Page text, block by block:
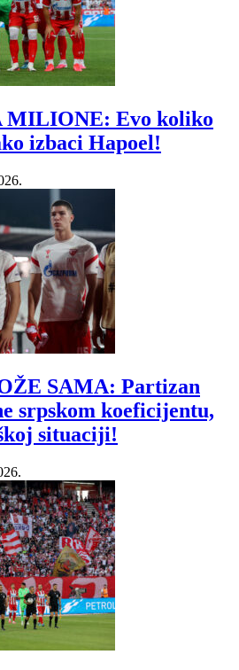
MILIONE: Evo koliko
izbaci Hapoel!
SAMA: Partizan
srpskom koeficijentu,
situaciji!